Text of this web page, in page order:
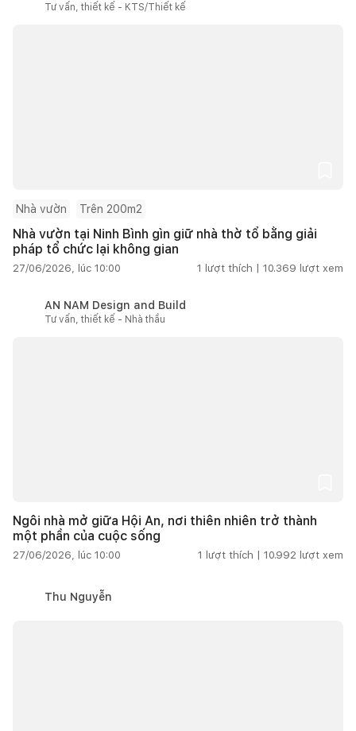
Tư vấn, thiết kế - KTS/Thiết kế
Nhà vườn Trên 200m2
Nhà vườn tại Ninh Bình gìn giữ nhà thờ tổ bằng giải
pháp tổ chức lại không gian
27/06/2026, lúc 10:00 1 lượt thích | 10.369 lượt xem
AN NAM Design and Build
Tư vấn, thiết kế - Nhà thầu
Ngôi nhà mở giữa Hội An, nơi thiên nhiên trở thành
một phần của cuộc sống
27/06/2026, lúc 10:00 1 lượt thích | 10.992 lượt xem
Thu Nguyễn